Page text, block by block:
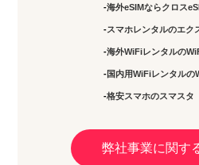
海外eSIMならクロス
スマホレンタルのエク
海外WiFiレンタルの
国内用WiFiレンタルの
格安スマホのスマスタ
弊社事業に関す